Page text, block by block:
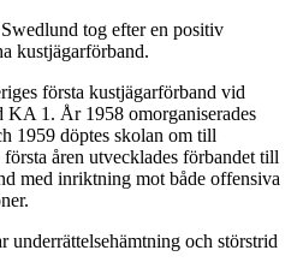
tog efter en positiv
kustjägarförband.
första kustjägarförband vid
1. År 1958 omorganiserades
1959 döptes skolan om till
åren utvecklades förbandet till
med inriktning mot både offensiva
underrättelsehämtning och störstrid